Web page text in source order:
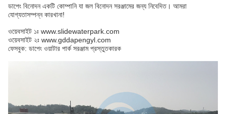
ডাপেং বিনোদন একটি কোম্পানি যা জল বিনোদন সরঞ্জামের জন্য নিবেদিত। আমরা
যোগ্যতাসম্পন্ন কারখানা!
ওয়েবসাইট ১ঃ www.slidewaterpark.com
ওয়েবসাইট ২ঃ www.gddapengyl.com
ফেসবুক: ডাপেং ওয়াটার পার্ক সরঞ্জাম প্রস্তুতকারক